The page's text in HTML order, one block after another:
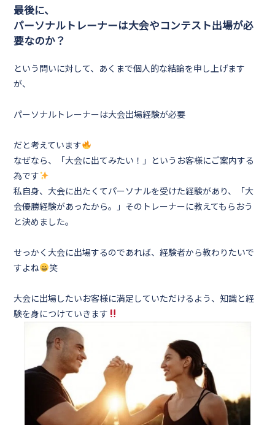
最後に、
パーソナルトレーナーは大会やコンテスト出場が必
要なのか？
という問いに対して、あくまで個人的な結論を申し上げます
が、
パーソナルトレーナーは大会出場経験が必要
だと考えています
なぜなら、「大会に出てみたい！ 」というお客様にご案内する
為です
私自身、大会に出たくてパーソナルを受けた経験があり、
「大
会優勝経験があったから。」 そのトレーナーに教えてもらおう
と決めました。
せっかく大会に出場するのであれば、経験者から教わりたいで
すよね
笑
大会に出場したいお客様に満足していただけるよう、知識と経
験を身につけていきます